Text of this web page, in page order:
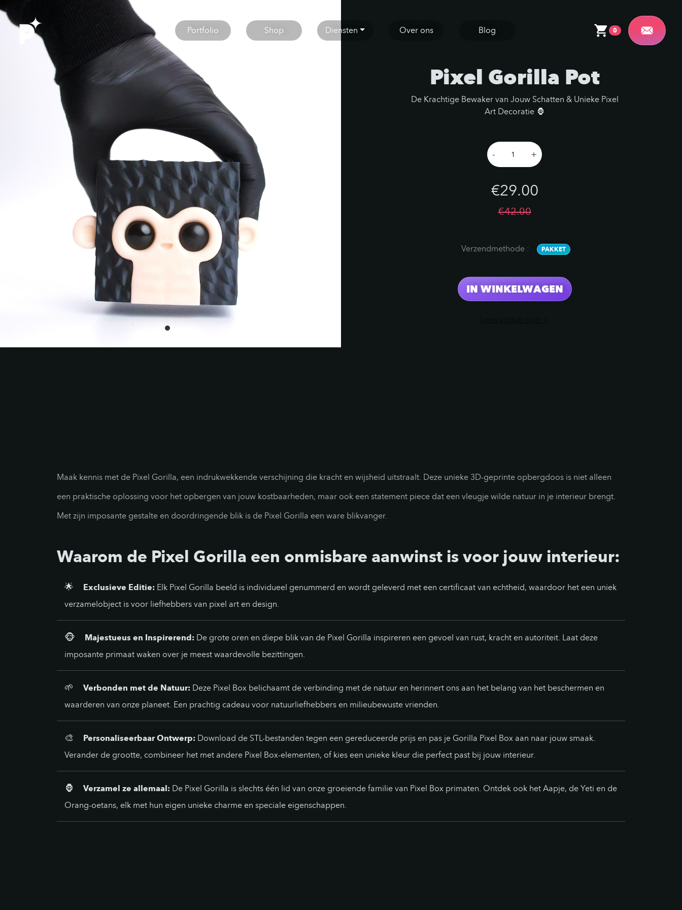
Portfolio Shop Diensten Over ons Blog 0
Pixel Gorilla Pot
De Krachtige Bewaker van Jouw Schatten & Unieke Pixel
Art Decoratie 🦍
- +
€29.00
€42.00
Verzendmethode : PAKKET
IN WINKELWAGEN
Maak kennis met de Pixel Gorilla, een indrukwekkende verschijning die kracht en wijsheid uitstraalt. Deze unieke 3D-geprinte opbergdoos is niet alleen
een praktische oplossing voor het opbergen van jouw kostbaarheden, maar ook een statement piece dat een vleugje wilde natuur in je interieur brengt.
Met zijn imposante gestalte en doordringende blik is de Pixel Gorilla een ware blikvanger.
Waarom de Pixel Gorilla een onmisbare aanwinst is voor jouw interieur:
Exclusieve Editie: Elk Pixel Gorilla beeld is individueel genummerd en wordt geleverd met een certificaat van echtheid, waardoor het een uniek
verzamelobject is voor liefhebbers van pixel art en design.
Majestueus en Inspirerend: De grote oren en diepe blik van de Pixel Gorilla inspireren een gevoel van rust, kracht en autoriteit. Laat deze
imposante primaat waken over je meest waardevolle bezittingen.
Verbonden met de Natuur: Deze Pixel Box belichaamt de verbinding met de natuur en herinnert ons aan het belang van het beschermen en
waarderen van onze planeet. Een prachtig cadeau voor natuurliefhebbers en milieubewuste vrienden.
Personaliseerbaar Ontwerp: Download de STL-bestanden tegen een gereduceerde prijs en pas je Gorilla Pixel Box aan naar jouw smaak.
Verander de grootte, combineer het met andere Pixel Box-elementen, of kies een unieke kleur die perfect past bij jouw interieur.
Verzamel ze allemaal: De Pixel Gorilla is slechts één lid van onze groeiende familie van Pixel Box primaten. Ontdek ook het Aapje, de Yeti en de
Orang-oetans, elk met hun eigen unieke charme en speciale eigenschappen.